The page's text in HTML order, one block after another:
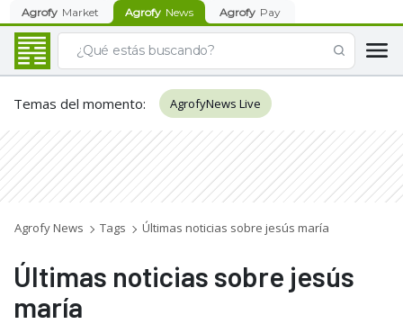
Agrofy Market Agrofy News Agrofy Pay
Temas del momento: AgrofyNews Live
Agrofy News Tags Últimas noticias sobre jesús maría
Últimas noticias sobre jesús
maría